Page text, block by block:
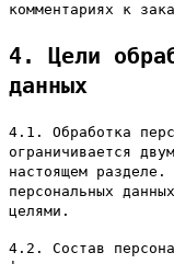
комментариях к
4. Цели
данных
4.1. Обработка
ограничивается
настоящем разделе.
персональных
целями.
4.2. Состав